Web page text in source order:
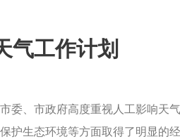
气工作计划
、市政府高度重视人工影响天
护生态环境等方面取得了明显的